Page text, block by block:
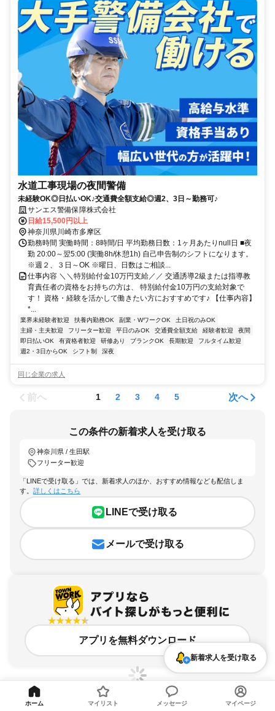
水道工事現場の夜間警備
未経験OK◎日払いOK♪交通費全額支給◎週2、3日～勤務可♪
サンエス警備保障株式会社
日給15,500円以上
神奈川県川崎市多摩区
勤務時間 実働時間：8時間/日 平均勤務日数：1ヶ月あたりnull日 ■夜
勤 20:00～翌5:00 (実働8h/休憩1h) 自己申告制のシフトになります。
※週２、３日～OK ※曜日、日数はご相談...
仕事内容 ＼＼特別給付金10万円支給／／ 交通誘導2級または指導教
育責任者の資格をお持ちの方は、 特別給付金10万円の支給対象で
す！ 資格・経験を活かして働きたい方におすすめです♪ 【仕事内容】
*...
業界未経験者歓迎 扶養内勤務OK 副業・WワークOK
土日祝のみOK
主婦・主夫歓迎
フリーター歓迎 平日のみOK 交通費全額支給 経験者歓迎
夜間
即日払いOK
有資格者歓迎 研修あり ブランクOK 長期歓迎
フルタイム歓迎
週2・3日からOK
シフト制 深夜
同じ企業の求人
前へ 1 2 3 4 5 次へ
この条件の新着求人を受け取る
神奈川県 / 生田駅
フリーター歓迎
「LINEで受け取る」では、新着求人のほか、おすすめ情報なども配信しま
す。 詳しくはこちら
LINEで受け取る
メールで受け取る
アプリを無料ダウンロード
新着求人を受け取る
ホーム マイリスト メッセージ マイページ